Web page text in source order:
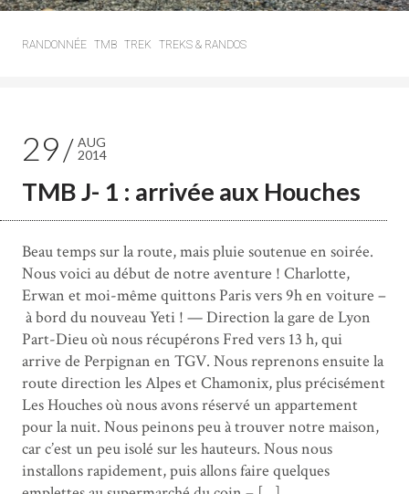
RANDONNÉE TMB TREK TREKS & RANDOS
29
AUG
2014
TMB J- 1 : arrivée aux Houches
Beau temps sur la route, mais pluie soutenue en soirée.
Nous voici au début de notre aventure ! Charlotte,
Erwan et moi-même quittons Paris vers 9h en voiture –
à bord du nouveau Yeti ! — Direction la gare de Lyon
Part-Dieu où nous récupérons Fred vers 13 h, qui
arrive de Perpignan en TGV. Nous reprenons ensuite la
route direction les Alpes et Chamonix, plus précisément
Les Houches où nous avons réservé un appartement
pour la nuit. Nous peinons peu à trouver notre maison,
car c’est un peu isolé sur les hauteurs. Nous nous
installons rapidement, puis allons faire quelques